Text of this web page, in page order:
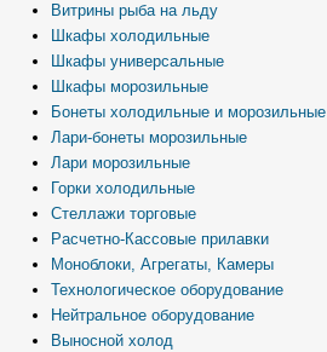
Витрины рыба на льду
Шкафы холодильные
Шкафы универсальные
Шкафы морозильные
Бонеты холодильные и морозильные
Лари-бонеты морозильные
Лари морозильные
Горки холодильные
Стеллажи торговые
Расчетно-Кассовые прилавки
Моноблоки, Агрегаты, Камеры
Технологическое оборудование
Нейтральное оборудование
Выносной холод